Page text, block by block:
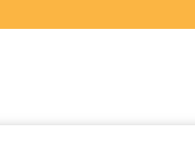
2026-2027 start op 31 mei